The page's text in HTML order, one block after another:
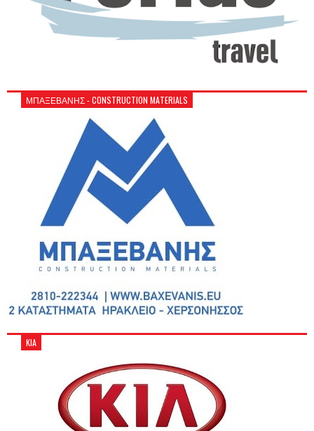
ΜΠΑΞΕΒΑΝΗΣ - CONSTRUCTION MATERIALS
KIA